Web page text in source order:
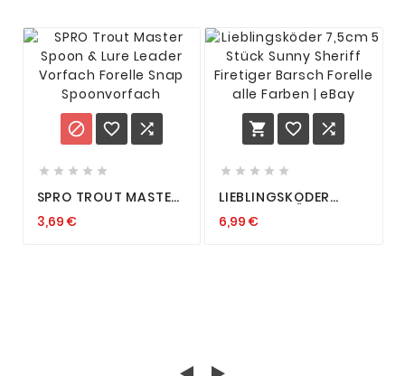
  
    
SPRO TROUT MASTER
VORFACH FORELLE
3,69 €
  
    
LIEBLINGSKÖDER
SUNNY SHERIFF
6,99 €